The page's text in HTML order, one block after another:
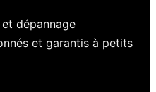
dépannage
et garantis à petits